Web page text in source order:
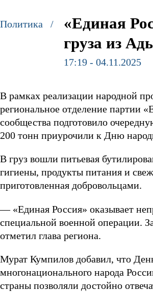
Политика /
«Единая
груза из
17:19 - 04.11.2025
В рамках реализации народной
региональное отделение партии
сообщества подготовило
200 тонн приурочили к Дню
В груз вошли питьевая
гигиены, продукты питания и
приготовленная добровольцами.
— «Единая Россия» оказывает
специальной военной операции.
отметил глава региона.
Мурат Кумпилов добавил, что
многонационального народа
страны позволяли достойно